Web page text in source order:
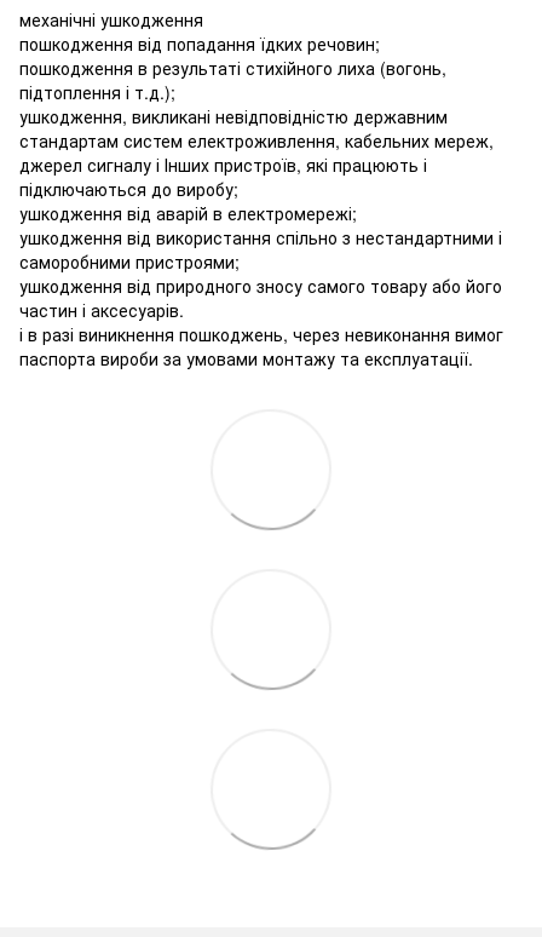
механічні ушкодження
пошкодження від попадання їдких речовин;
пошкодження в результаті стихійного лиха (вогонь,
підтоплення і т.д.);
ушкодження, викликані невідповідністю державним
стандартам систем електроживлення, кабельних мереж,
джерел сигналу і Інших пристроїв, які працюють і
підключаються до виробу;
ушкодження від аварій в електромережі;
ушкодження від використання спільно з нестандартними і
саморобними пристроями;
ушкодження від природного зносу самого товару або його
частин і аксесуарів.
і в разі виникнення пошкоджень, через невиконання вимог
паспорта вироби за умовами монтажу та експлуатації.